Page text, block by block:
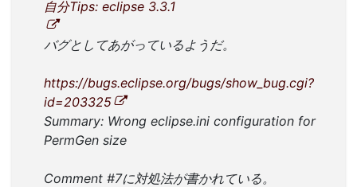
自分Tips: eclipse 3.3.1
バグとしてあがっているようだ。
https://bugs.eclipse.org/bugs/show_bug.cgi?
id=203325
Summary: Wrong eclipse.ini configuration for
PermGen size
Comment #7に対処法が書かれている。